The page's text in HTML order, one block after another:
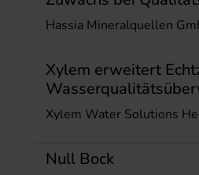
Hassia Mineralquellen
Xylem erweitert
Xylem Water Solutions
Null Bock